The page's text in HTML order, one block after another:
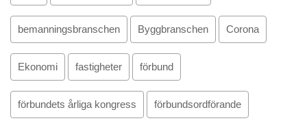
bemanningsbranschen Byggbranschen Corona
Ekonomi fastigheter förbund
förbundets årliga kongress förbundsordförande